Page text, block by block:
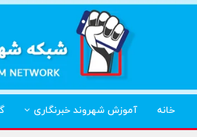
خانه آموزش شهروند خبرنگاری